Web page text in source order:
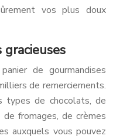
vos plus doux
de gourmandises
de remerciements.
types de chocolats, de
de fromages, de crèmes
auxquels vous pouvez